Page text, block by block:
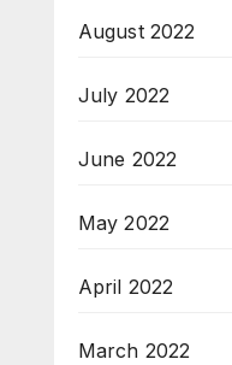
August 2022
July 2022
June 2022
May 2022
April 2022
March 2022